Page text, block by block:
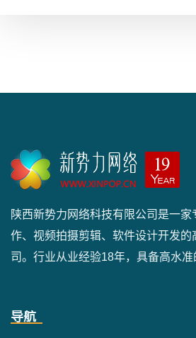
陕西新势力网络科技有限公司是一家
作、视频拍摄剪辑、软件设计开发
司。行业从业经验18年，具备高水准
导航